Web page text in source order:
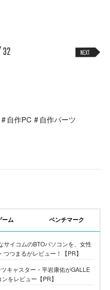
自作PC
自作パーツ
ーム ベンチマーク
サイコムのBTOパソコンを、女性
つまるがレビュー！【PR】
キャスター・平岩康佑がGALLE
をレビュー【PR】